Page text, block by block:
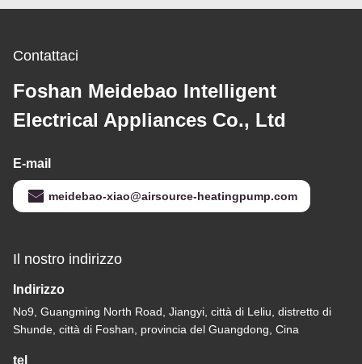
vista energetico ed
Contattaci
Foshan Meidebao Intelligent
Electrical Appliances Co., Ltd
E-mail
meidebao-xiao@airsource-heatingpump.com
Il nostro indirizzo
Indirizzo
No9, Guangming North Road, Jiangyi, città di Leliu, distretto di
Shunde, città di Foshan, provincia del Guangdong, Cina
tel